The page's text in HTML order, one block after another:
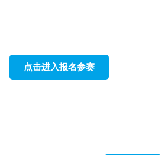
点击进入报名参赛